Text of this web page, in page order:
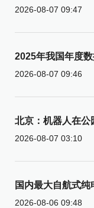
2026-08-07 09:47
2025年我国年度
2026-08-07 09:46
北京：机器人在公
2026-08-07 03:10
国内最大自航式
2026-08-06 09:48